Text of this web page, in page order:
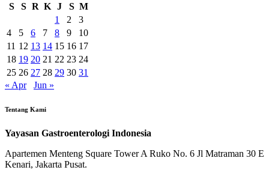
S
S R K J S M
1
2
3
4
5 6 7 8 9
10
11 12 13 14 15 16 17
18 19 20 21 22 23 24
25 26 27 28 29 30 31
« Apr
Jun »
Tentang Kami
Yayasan Gastroenterologi Indonesia
Apartemen Menteng Square Tower A Ruko No. 6 Jl Matraman 30 E
Kenari, Jakarta Pusat.